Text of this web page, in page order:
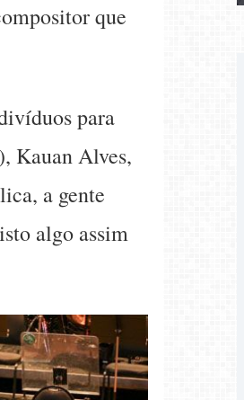
que
para
Kauan Alves,
a gente
algo assim